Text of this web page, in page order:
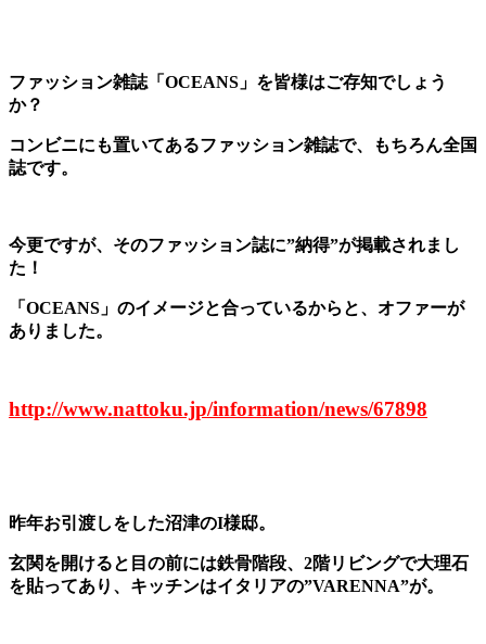
ファッション雑誌「OCEANS」を皆様はご存知でしょう
か？
コンビニにも置いてあるファッション雑誌で、もちろん全国
誌です。
今更ですが、そのファッション誌に”納得”が掲載されまし
た！
「OCEANS」のイメージと合っているからと、オファーが
ありました。
http://www.nattoku.jp/information/news/67898
昨年お引渡しをした沼津のI様邸。
玄関を開けると目の前には鉄骨階段、2階リビングで大理石
を貼ってあり、キッチンはイタリアの”VARENNA”が。